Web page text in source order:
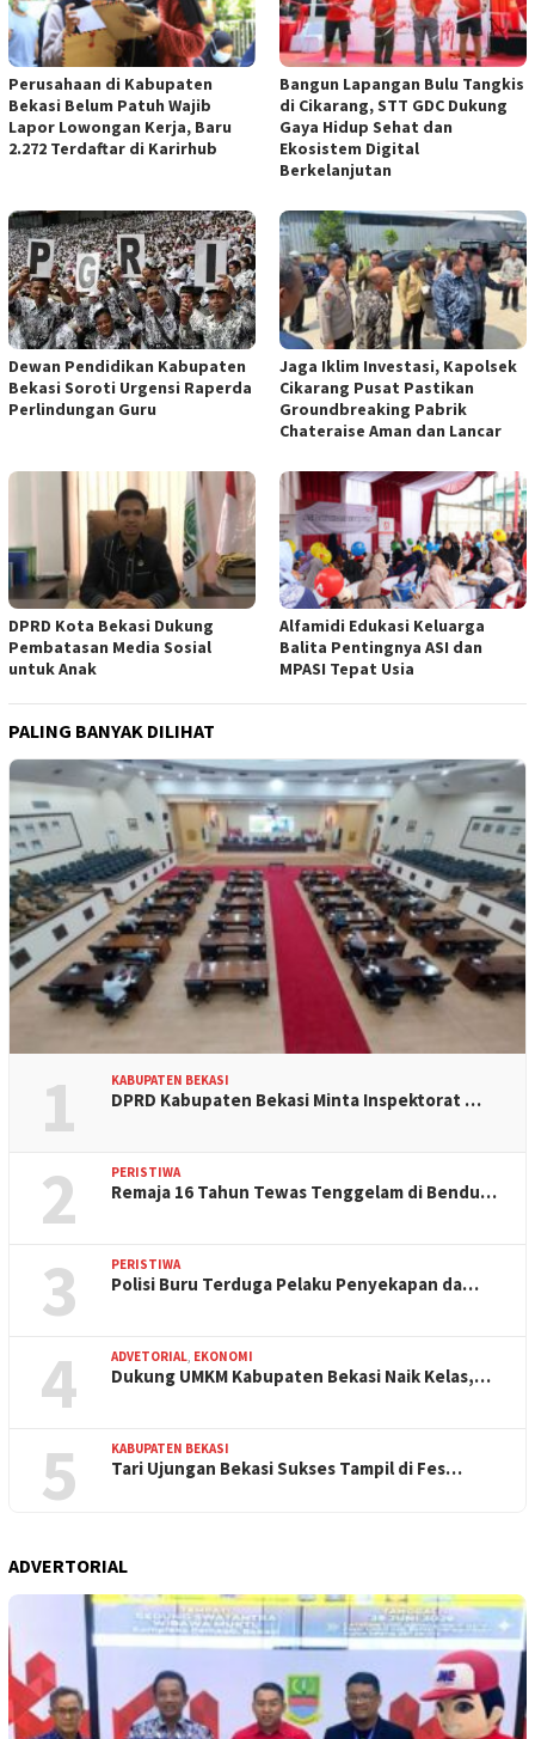
Perusahaan di Kabupaten
Bekasi Belum Patuh Wajib
Lapor Lowongan Kerja, Baru
2.272 Terdaftar di Karirhub
Bangun Lapangan Bulu Tangkis
di Cikarang, STT GDC Dukung
Gaya Hidup Sehat dan
Ekosistem Digital
Berkelanjutan
Dewan Pendidikan Kabupaten
Bekasi Soroti Urgensi Raperda
Perlindungan Guru
Jaga Iklim Investasi, Kapolsek
Cikarang Pusat Pastikan
Groundbreaking Pabrik
Chateraise Aman dan Lancar
DPRD Kota Bekasi Dukung
Pembatasan Media Sosial
untuk Anak
Alfamidi Edukasi Keluarga
Balita Pentingnya ASI dan
MPASI Tepat Usia
PALING BANYAK DILIHAT
1 KABUPATEN BEKASI
DPRD Kabupaten Bekasi Minta Inspektorat …
2 PERISTIWA
Remaja 16 Tahun Tewas Tenggelam di Bendu…
3 PERISTIWA
Polisi Buru Terduga Pelaku Penyekapan da…
4 ADVETORIAL, EKONOMI
Dukung UMKM Kabupaten Bekasi Naik Kelas,…
5 KABUPATEN BEKASI
Tari Ujungan Bekasi Sukses Tampil di Fes…
ADVERTORIAL